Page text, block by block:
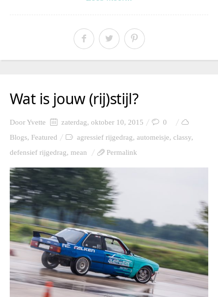
Wat is jouw (rij)stijl?
DoorYvette zaterdag, oktober 10, 2015
0
Blogs, Featured agressief rijgedrag, automeisje, classy,
defensief rijgedrag, mean Permalink